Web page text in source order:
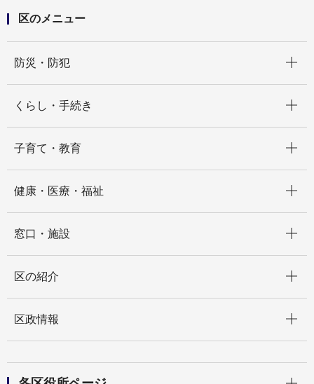
区のメニュー
防災・防犯
くらし・手続き
子育て・教育
健康・医療・福祉
窓口・施設
区の紹介
区政情報